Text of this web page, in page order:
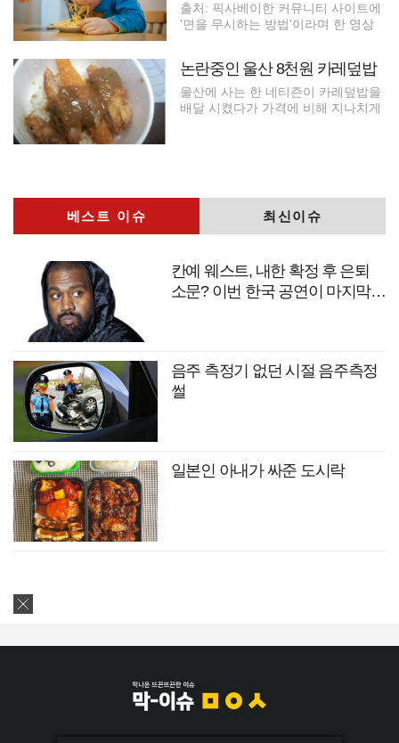
출처: 픽사베이한 커뮤니티 사이트에
'면을 무시하는 방법'이라며 한 영상
논란중인 울산 8천원 카레덮밥
울산에 사는 한 네티즌이 카레덮밥을
배달 시켰다가 가격에 비해 지나치게
베스트 이슈 최신이슈
칸예 웨스트, 내한 확정 후 은퇴
소문? 이번 한국 공연이 마지막
음주 측정기 없던 시절 음주측정
썰
일본인 아내가 싸준 도시락